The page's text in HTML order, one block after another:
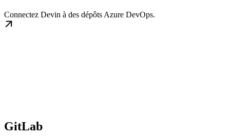
Connectez Devin à des dépôts Azure DevOps.
GitLab